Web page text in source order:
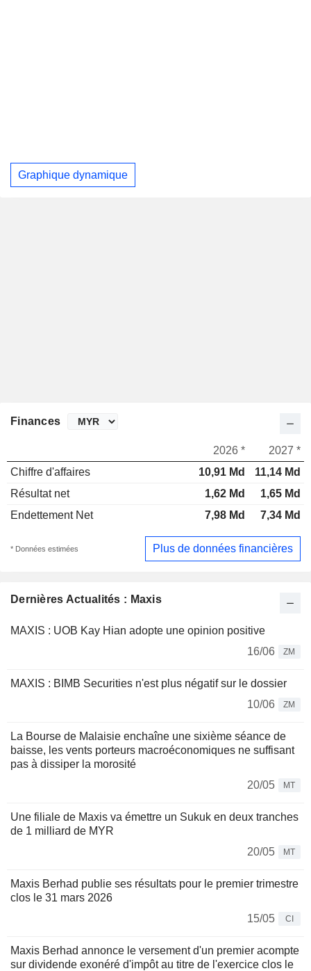
Graphique dynamique
Dernières Actualités : Maxis
MAXIS : UOB Kay Hian adopte une opinion positive
16/06
ZM
MAXIS : BIMB Securities n'est plus négatif sur le dossier
10/06
ZM
La Bourse de Malaisie enchaîne une sixième séance de
baisse, les vents porteurs macroéconomiques ne suffisant
pas à dissiper la morosité
20/05
MT
Une filiale de Maxis va émettre un Sukuk en deux tranches
de 1 milliard de MYR
20/05
MT
Maxis Berhad publie ses résultats pour le premier trimestre
clos le 31 mars 2026
15/05
CI
Maxis Berhad annonce le versement d'un premier acompte
sur dividende exonéré d'impôt au titre de l'exercice clos le
Finances
2026 *
2027 *
Chiffre d'affaires
10,91 Md
11,14 Md
Résultat net
1,62 Md
1,65 Md
Endettement Net
7,98 Md 7,34 Md
* Données estimées Plus de données financières